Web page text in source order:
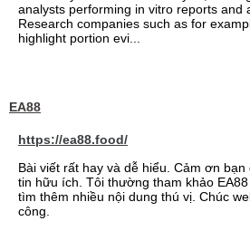
analysts performing in vitro reports and
Research companies such as for
highlight portion evi...
EA88
https://ea88.food/
Bài viết rất hay và dễ hiểu. Cảm ơn
tin hữu ích. Tôi thường tham khảo
tìm thêm nhiều nội dung thú vị. Chúc
công.